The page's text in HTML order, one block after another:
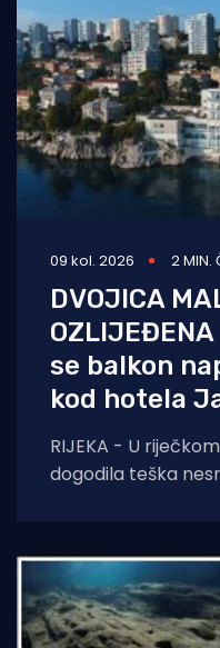
09 kol. 2026 2 MIN.
DVOJICA
se balkon
kod hotela
RIJEKA - U
dogodila teška